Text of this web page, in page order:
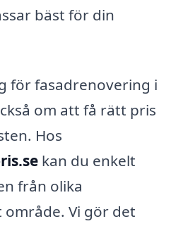
bäst för din
för fasadrenovering i
om att få rätt pris
Hos
kan du enkelt
från olika
Vi gör det